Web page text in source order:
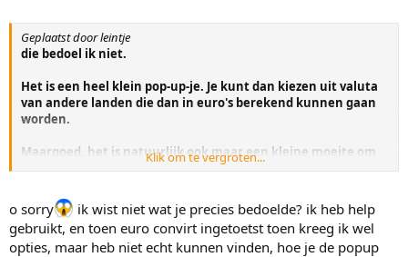
Geplaatst door leintje
die bedoel ik niet.
Het is een heel klein pop-up-je. Je kunt dan kiezen uit valuta
van andere landen die dan in euro's berekend kunnen gaan
worden.
Maargoed, het is natuurlijk ook maar een kleine moeite om
op het kruisje te klikken, dan istie ook wel ;-)
Klik om te vergroten...
o sorry
ik wist niet wat je precies bedoelde? ik heb help
gebruikt, en toen euro convirt ingetoetst toen kreeg ik wel
opties, maar heb niet echt kunnen vinden, hoe je de popup